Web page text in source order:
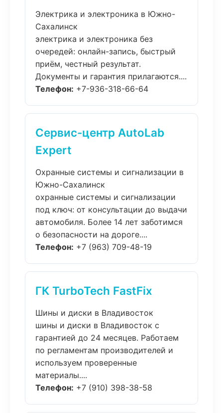
Электрика и электроника в Южно-
Сахалинск
электрика и электроника без
очередей: онлайн-запись, быстрый
приём, честный результат.
Документы и гарантия прилагаются....
Телефон: +7-936-318-66-64
Сервис-центр AutoLab
Expert
Охранные системы и сигнализации в
Южно-Сахалинск
охранные системы и сигнализации
под ключ: от консультации до выдачи
автомобиля. Более 14 лет заботимся
о безопасности на дороге....
Телефон: +7 (963) 709-48-19
ГК TurboTech FastFix
Шины и диски в Владивосток
шины и диски в Владивосток с
гарантией до 24 месяцев. Работаем
по регламентам производителей и
используем проверенные
материалы....
Телефон: +7 (910) 398-38-58